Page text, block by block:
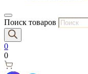
Поиск товаров
0
0